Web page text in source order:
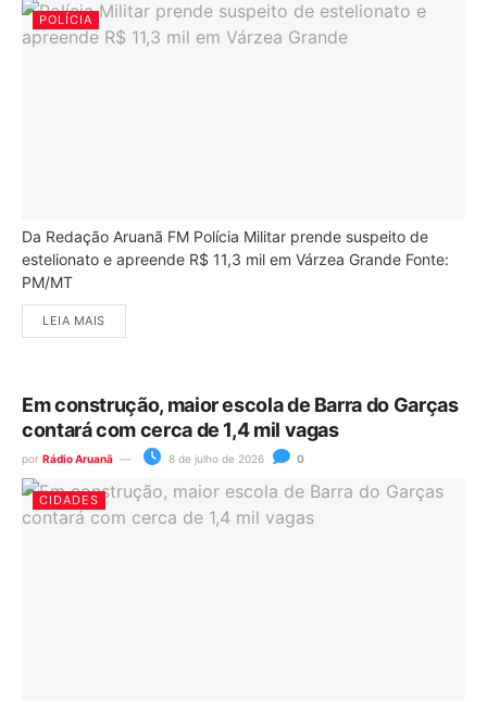
POLÍCIA
Da Redação Aruanã FM Polícia Militar prende suspeito de
estelionato e apreende R$ 11,3 mil em Várzea Grande Fonte:
PM/MT
LEIA MAIS
Em construção, maior escola de Barra do Garças
contará com cerca de 1,4 mil vagas
por Rádio Aruanã 8 de julho de 2026 0
CIDADES